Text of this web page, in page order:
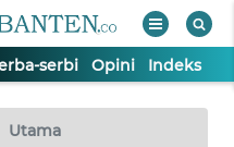
serbi Opini Indeks
Utama